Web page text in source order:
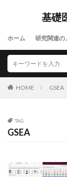
基礎
ホーム 研究関連の
HOME GSEA
TAG
GSEA